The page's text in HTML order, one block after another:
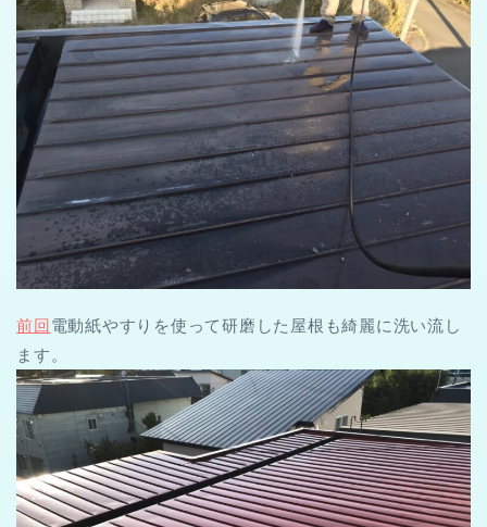
前回 電動紙やすりを使って研磨した屋根も綺麗に洗い流し
ます。